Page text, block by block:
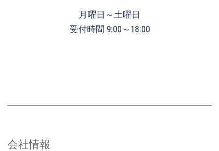
月曜日～土曜日
受付時間 9:00～18:00
会社情報